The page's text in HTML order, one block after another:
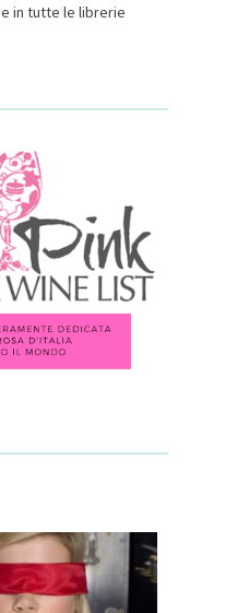
e in tutte le librerie